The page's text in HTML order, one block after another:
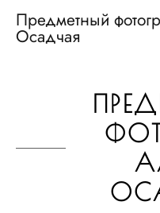
Предметный
Осадчая